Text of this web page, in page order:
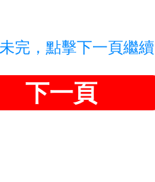
完，點擊下一頁繼續
下一頁